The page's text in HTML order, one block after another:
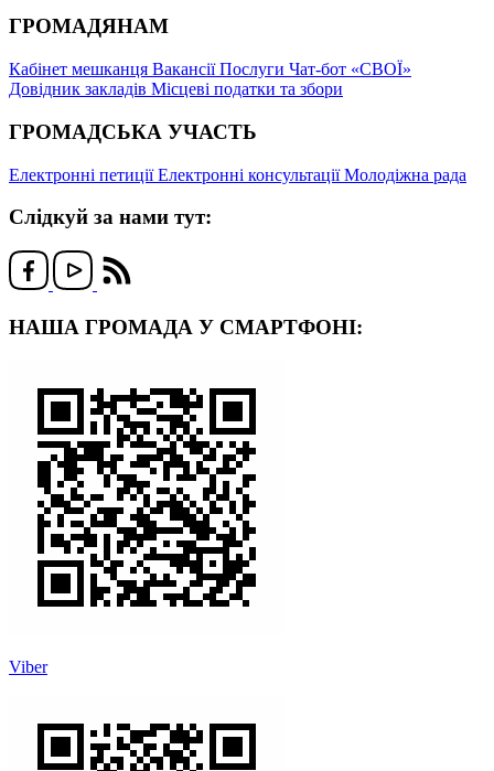
ГРОМАДЯНАМ
Кабінет мешканця ВакансіїПослуги Чат-бот «СВОЇ»
Довідник закладів Місцеві податки та збори
ГРОМАДСЬКА УЧАСТЬ
Електронні петиціїЕлектронні консультаціїМолодіжна рада
Слідкуй за нами тут:
НАША ГРОМАДА У СМАРТФОНІ:
Viber